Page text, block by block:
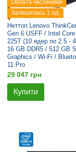
Оплата частинами
Залишилась 1 од.
Неттоп Lenovo
Gen 6 USFF / Intel
225T (10 ядер по 2.5 -
16 GB DDR5 / 512 GB
Graphics / Wi-Fi /
11 Pro
29 047 грн
Купити